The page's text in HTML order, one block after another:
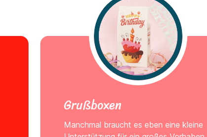
Grußboxen
Manchmal braucht es eben eine kleine